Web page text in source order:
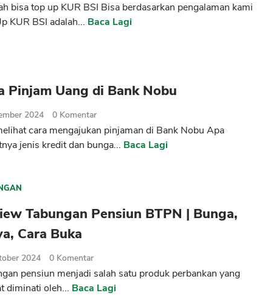
bisa top up KUR BSI Bisa berdasarkan pengalaman kami
KUR BSI adalah... Baca Lagi
Pinjam Uang di Bank Nobu
2024 0 Komentar
cara mengajukan pinjaman di Bank Nobu Apa
jenis kredit dan bunga... Baca Lagi
Tabungan Pensiun BTPN | Bunga,
Cara Buka
2024 0 Komentar
pensiun menjadi salah satu produk perbankan yang
diminati oleh... Baca Lagi